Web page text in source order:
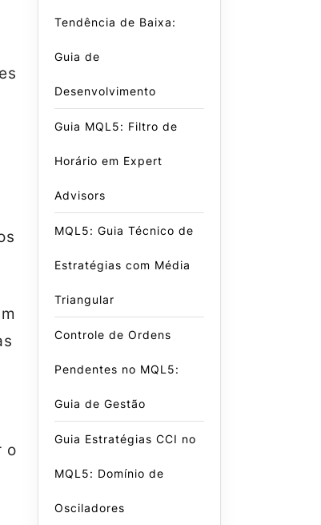
o
Tendência de Baixa:
Guia de
Desenvolvimento
Guia MQL5: Filtro de
Horário em Expert
Advisors
MQL5: Guia Técnico de
Estratégias com Média
Triangular
Controle de Ordens
Pendentes no MQL5:
Guia de Gestão
Guia Estratégias CCI no
MQL5: Domínio de
Osciladores